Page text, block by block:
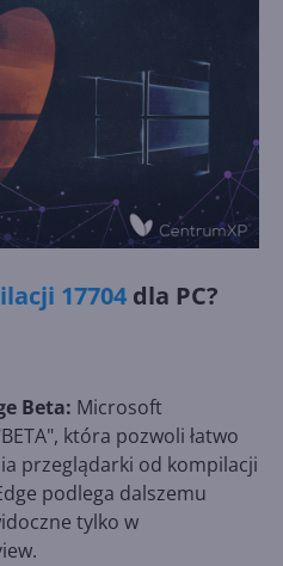
17704 dla PC?
Beta: Microsoft
która pozwoli łatwo
przeglądarki od kompilacji
podlega dalszemu
tylko w